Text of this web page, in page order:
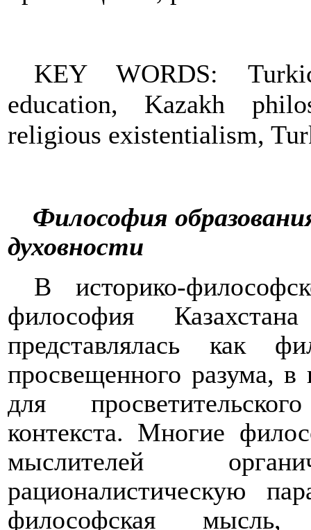
KEY WORDS:
education, Kazakh
religious existentialism,
Философия
духовности
В историко-
философия
представлялась как
просвещенного разума,
для
контекста. Многие
мыслителей
рационалистическую
философская мысль,